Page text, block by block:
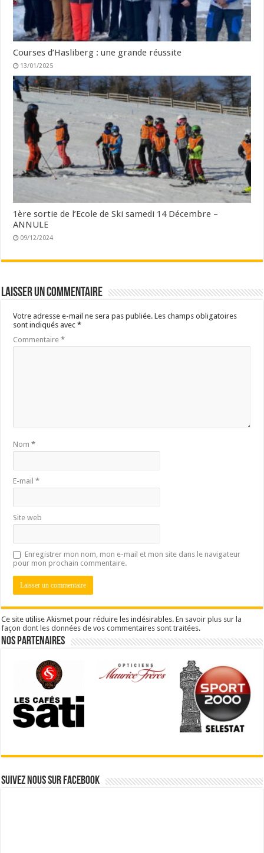
Courses d’Hasliberg : une grande réussite
13/01/2025
1ère sortie de l’Ecole de Ski samedi 14 Décembre –
ANNULE
09/12/2024
Laisser un commentaire
Votre adresse e-mail ne sera pas publiée. Les champs obligatoires
sont indiqués avec*
Commentaire*
Nom*
E-mail*
Site web
Enregistrer mon nom, mon e-mail et mon site dans le navigateur
pour mon prochain commentaire.
Ce site utilise Akismet pour réduire les indésirables.En savoir plus sur la
façon dont les données de vos commentaires sont traitées.
Nos partenaires
Suivez nous sur Facebook